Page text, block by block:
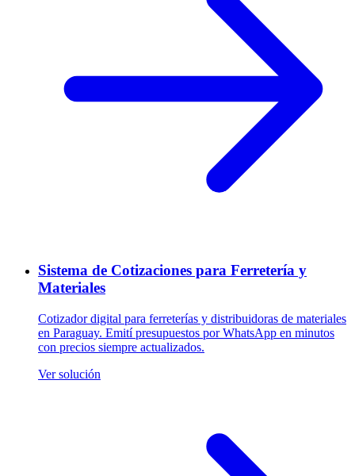
Sistema de Cotizaciones para Ferretería y
Materiales
Cotizador digital para ferreterías y distribuidoras de materiales
en Paraguay. Emití presupuestos por WhatsApp en minutos
con precios siempre actualizados.
Ver solución